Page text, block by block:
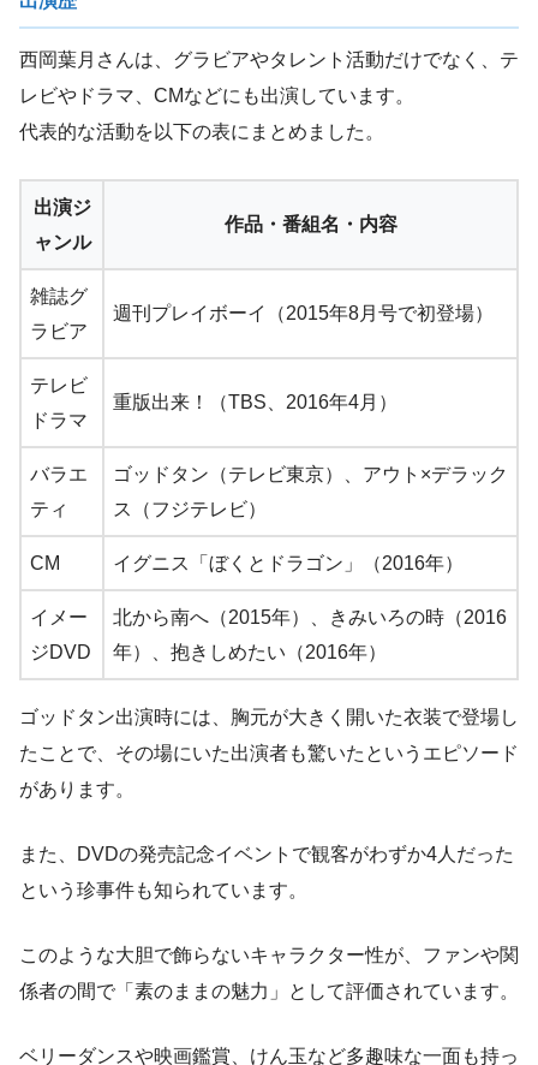
西岡葉月さんは、グラビアやタレント活動だけでなく、テ
レビやドラマ、CMなどにも出演しています。
代表的な活動を以下の表にまとめました。
出演ジ
ャンル
作品・番組名・内容
雑誌グ
ラビア
週刊プレイボーイ（2015年8月号で初登場）
テレビ
ドラマ
重版出来！（TBS、2016年4月）
バラエ
ティ
ゴッドタン（テレビ東京）、アウト×デラック
ス（フジテレビ）
CM イグニス「ぼくとドラゴン」（2016年）
イメー
ジDVD
北から南へ（2015年）、きみいろの時（2016
年）、抱きしめたい（2016年）
ゴッドタン出演時には、胸元が大きく開いた衣装で登場し
たことで、その場にいた出演者も驚いたというエピソード
があります。
また、DVDの発売記念イベントで観客がわずか4人だった
という珍事件も知られています。
このような大胆で飾らないキャラクター性が、ファンや関
係者の間で「素のままの魅力」として評価されています。
ベリーダンスや映画鑑賞、けん玉など多趣味な一面も持っ